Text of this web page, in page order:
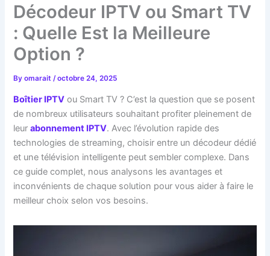
Décodeur IPTV ou Smart TV
: Quelle Est la Meilleure
Option ?
Byomarait /octobre 24, 2025
Boîtier IPTV ou Smart TV ? C’est la question que se posent
de nombreux utilisateurs souhaitant profiter pleinement de
leurabonnement IPTV. Avec l’évolution rapide des
technologies de streaming, choisir entre un décodeur dédié
et une télévision intelligente peut sembler complexe. Dans
ce guide complet, nous analysons les avantages et
inconvénients de chaque solution pour vous aider à faire le
meilleur choix selon vos besoins.